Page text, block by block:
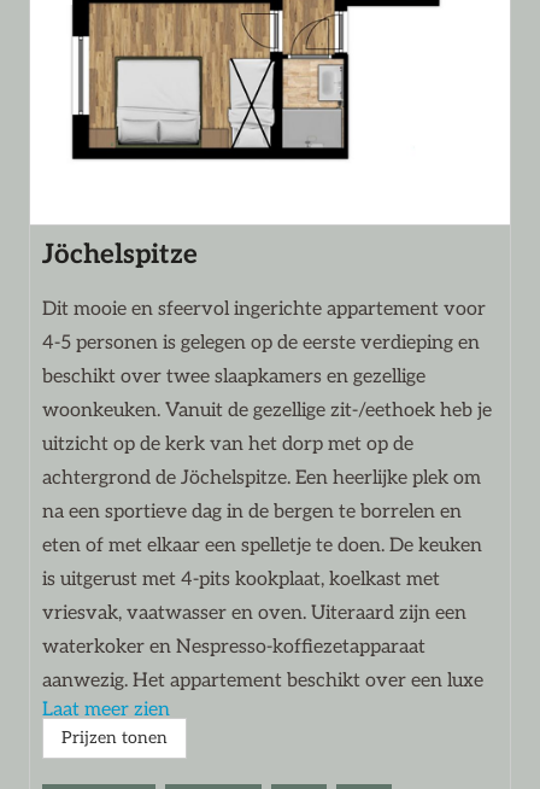
Jöchelspitze
Dit mooie en sfeervol ingerichte appartement voor
4-5 personen is gelegen op de eerste verdieping en
beschikt over twee slaapkamers en gezellige
woonkeuken. Vanuit de gezellige zit-/eethoek heb je
uitzicht op de kerk van het dorp met op de
achtergrond de Jöchelspitze. Een heerlijke plek om
na een sportieve dag in de bergen te borrelen en
eten of met elkaar een spelletje te doen. De keuken
is uitgerust met 4-pits kookplaat, koelkast met
vriesvak, vaatwasser en oven. Uiteraard zijn een
waterkoker en Nespresso-koffiezetapparaat
aanwezig. Het appartement beschikt over een luxe
badkamer en separaat toilet.
In de oude koeienstal hebben wij een sfeervolle
Stube gerealiseerd, waar u gezellig een drankje kunt
Laat meer zien
Prijzen tonen